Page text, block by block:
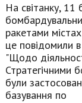
На світанку, 11
ракетами
це повідомили
"Щодо
були
базування по